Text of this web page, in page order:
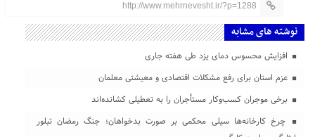
http://www.mehrnevesht.ir/?p=1288
نوشته های مشابه
افزایش محسوس دمای یزد طی هفته جاری
عزم استان برای رفع مشکلات اقتصادی و معیشتی معلمان
برخی موجران کسب‌وکار مستأجران را به تعطیلی کشانده‌اند
چرخ کارخانه‌ها سیلی محکمی بر صورت بدخواهان؛ جنگ رمضان تبلور